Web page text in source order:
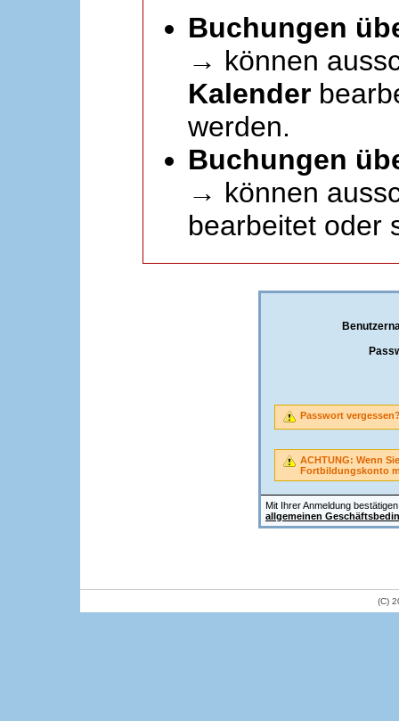
Buchungen
→ können
Kalender
werden.
Buchungen
→ können
bearbeitet oder
Mit Ihrer Anmeldung
allgemeinen
Passwort
ACHTUNG: Wenn
Fortbildungskonto
(C)